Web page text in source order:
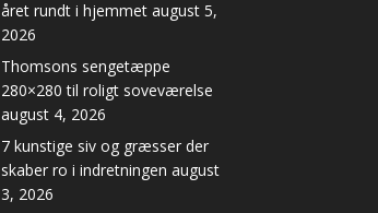
året rundt i hjemmet august 5,
2026
Thomsons sengetæppe
280×280 til roligt soveværelse
august 4, 2026
7 kunstige siv og græsser der
skaber ro i indretningen august
3, 2026